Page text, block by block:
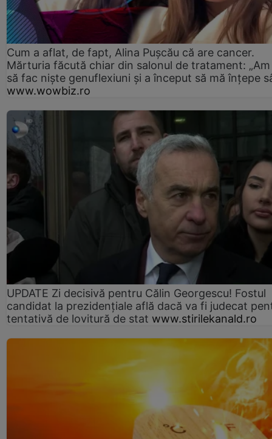
Cum a aflat, de fapt, Alina Pușcău că are cancer.
Mărturia făcută chiar din salonul de tratament:
să fac niște genuflexiuni și a început să mă înțepe
www.wowbiz.ro
UPDATE Zi decisivă pentru Călin Georgescu! Fostul
candidat la prezidențiale află dacă va fi judecat
tentativă de lovitură de stat www.stirilekanald.ro